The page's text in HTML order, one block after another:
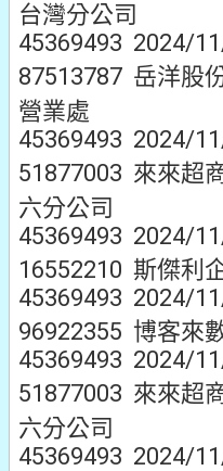
台灣分公司
45369493 2024/
87513787 岳洋股
營業處
45369493 2024/
51877003 來來超
六分公司
45369493 2024/
16552210 斯傑利
45369493 2024/
96922355 博客來
45369493 2024/
51877003 來來超
六分公司
45369493 2024/